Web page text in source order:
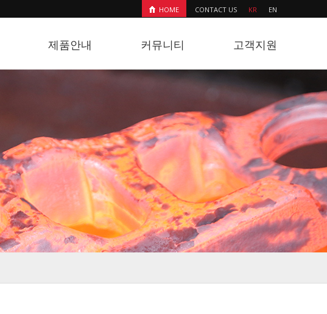
HOME CONTACT US KR EN
제품안내 커뮤니티 고객지원